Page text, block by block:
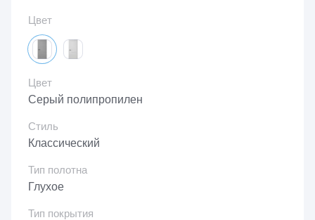
Цвет
Цвет
Серый полипропилен
Стиль
Классический
Тип полотна
Глухое
Тип покрытия